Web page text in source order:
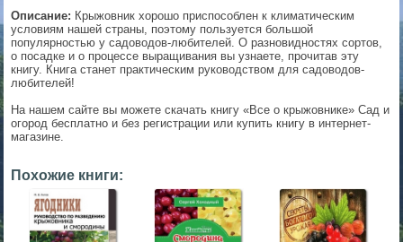
Описание: Крыжовник хорошо приспособлен к климатическим
условиям нашей страны, поэтому пользуется большой
популярностью у садоводов-любителей. О разновидностях сортов,
о посадке и о процессе выращивания вы узнаете, прочитав эту
книгу. Книга станет практическим руководством для садоводов-
любителей!
На нашем сайте вы можете скачать книгу «Все о крыжовнике» Сад и
огород бесплатно и без регистрации или купить книгу в интернет-
магазине.
Похожие книги:
▼
▼
▼